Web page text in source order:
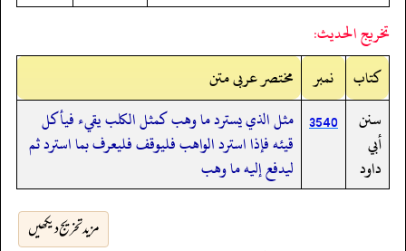
تخريج الحديث:
کتاب
نمبر
مختصر عربی متن
سنن
أبي
داود
3540 مثل الذي يسترد ما وهب كمثل الكلب يقيء فيأكل
قيئه فإذا استرد الواهب فليوقف فليعرف بما استرد ثم
ليدفع إليه ما وهب
مزید تخریج دیکھیں